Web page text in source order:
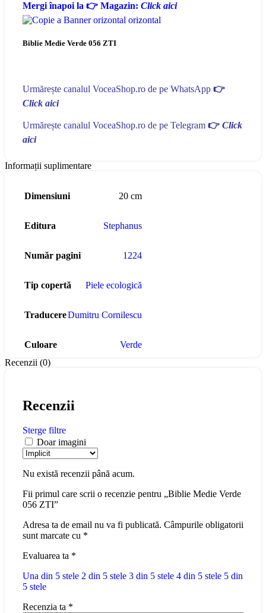
Mergi înapoi la 👉 Magazin: Click aici
Biblie Medie Verde 056 ZTI
Urmărește canalul VoceaShop.ro de pe WhatsApp 👉
Click aici
Urmărește canalul VoceaShop.ro de pe Telegram 👉 Click
aici
Informații suplimentare
Dimensiuni 20 cm
Editura Stephanus
Număr pagini 1224
Tip copertă Piele ecologică
TraducereDumitru Cornilescu
Culoare
Verde
Recenzii (0)
Recenzii
Sterge filtre
Doar imagini
Nu există recenzii până acum.
Fii primul care scrii o recenzie pentru „Biblie Medie Verde
056 ZTI”
Adresa ta de email nu va fi publicată. Câmpurile obligatorii
sunt marcate cu *
Evaluarea ta *
Una din 5 stele 2 din 5 stele 3 din 5 stele 4 din 5 stele 5 din
5 stele
Recenzia ta *